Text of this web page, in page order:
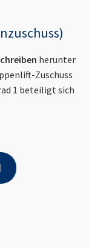
herunter
Zuschuss
1 beteiligt sich